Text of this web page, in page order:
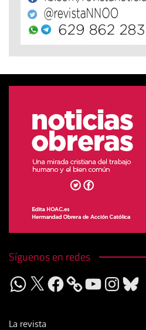
Síguenos en redes
WhatsApp
X Facebook YouTubeInstagram
Bluesky
La revista